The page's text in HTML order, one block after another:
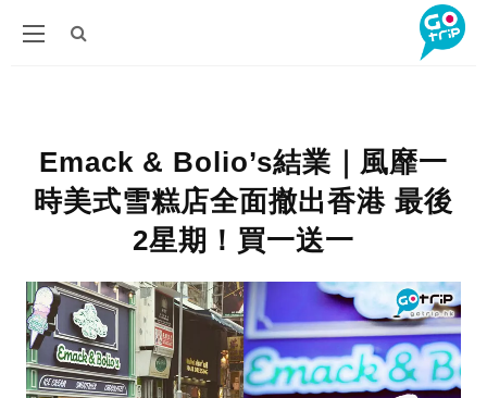
Emack & Bolio’s結業｜風靡一
時美式雪糕店全面撤出香港 最後
2星期！買一送一